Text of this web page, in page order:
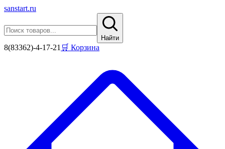
sanstart.ru
Найти
8(83362)-4-17-21 🛒 Корзина